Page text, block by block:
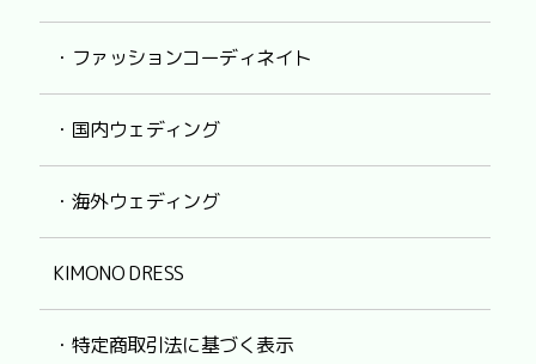
・ファッションコーディネイト
・国内ウェディング
・海外ウェディング
KIMONO DRESS
・特定商取引法に基づく表示